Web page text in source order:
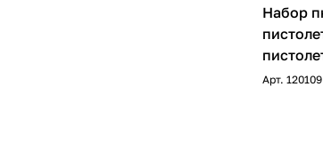
Набор
пистолет,
3 шт
Арт. 120109